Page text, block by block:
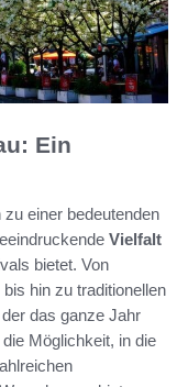
Ein
einer bedeutenden
Vielfalt
bietet. Von
hin zu traditionellen
das ganze Jahr
Möglichkeit, in die